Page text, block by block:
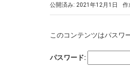
公開済み: 2021年12月1日 作
このコンテンツはパスワ
パスワード: